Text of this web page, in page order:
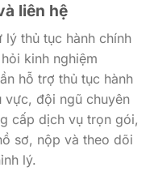
liên hệ
lý thủ tục hành chính
kinh nghiệm
hỗ trợ thủ tục hành
vực, đội ngũ chuyên
cấp dịch vụ trọn gói,
sơ, nộp và theo dõi
lý.